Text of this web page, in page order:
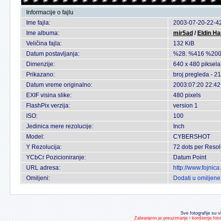
Informacije o fajlu
Ime fajla:
2003-07-20-22-
Ime albuma:
mir5ad / Eldin
Veličina fajla:
132 KiB
Datum postavljanja:
%28. %416
Dimenzije:
640 x 480 piksela
Prikazano:
broj pregleda -
Datum vreme originalno:
2003:07:20
EXIF visina slike:
480 pixels
FlashPix verzija:
version 1
ISO:
100
Jedinica mere rezolucije:
Inch
Model:
CYBERSHOT
Y Rezolucija:
72 dots per
YCbCr Pozicioniranje:
Datum Point
URL adresa:
http://
Omiljeni:
Dodati u omiljene
Sve fotografije su
Zabranjeno je preuzimanje i korištenje